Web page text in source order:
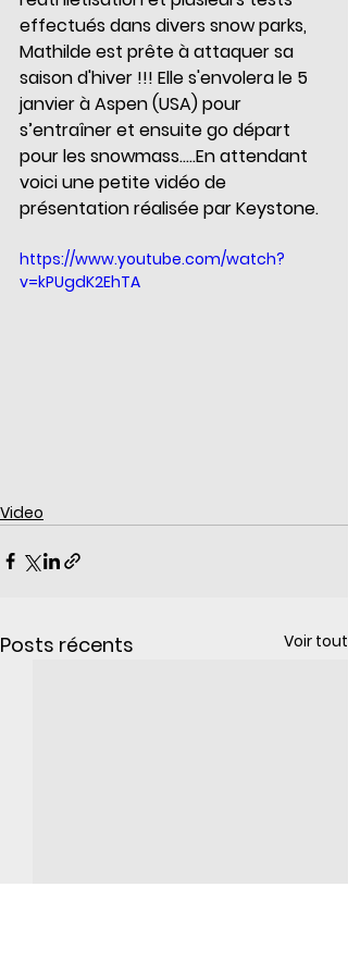
effectués dans divers snow parks,
Mathilde est prête à attaquer sa
saison d'hiver !!! Elle s'envolera le 5
janvier à Aspen (USA) pour
s’entraîner et ensuite go départ
pour les snowmass.....En attendant
voici une petite vidéo de
présentation réalisée par Keystone.
https://www.youtube.com/watch?
v=kPUgdK2EhTA
Video
Posts récents Voir tout